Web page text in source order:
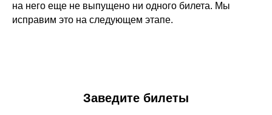
на него еще не выпущено ни одного билета. Мы
исправим это на следующем этапе.
Заведите билеты